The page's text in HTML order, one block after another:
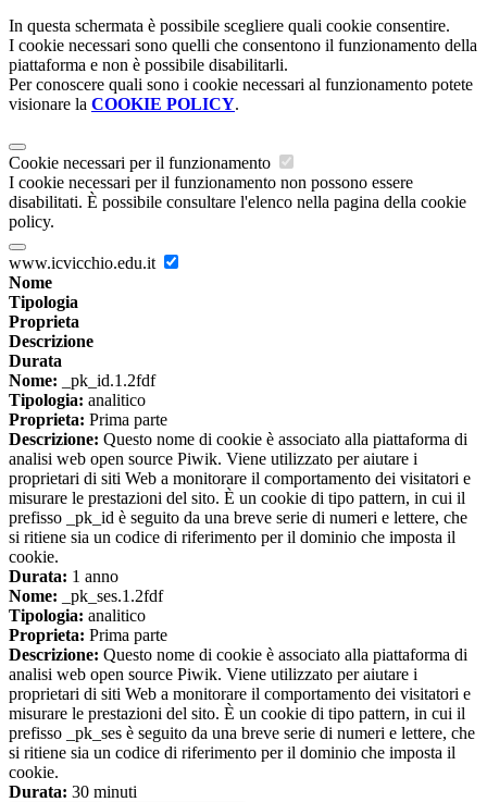
In questa schermata è possibile scegliere quali cookie consentire.
I cookie necessari sono quelli che consentono il funzionamento della
piattaforma e non è possibile disabilitarli.
Per conoscere quali sono i cookie necessari al funzionamento potete
visionare la COOKIE POLICY.
Cookie necessari per il funzionamento
I cookie necessari per il funzionamento non possono essere
disabilitati. È possibile consultare l'elenco nella pagina della cookie
policy.
www.icvicchio.edu.it
Nome
Tipologia
Proprieta
Descrizione
Durata
Nome: _pk_id.1.2fdf
Tipologia: analitico
Proprieta: Prima parte
Descrizione: Questo nome di cookie è associato alla piattaforma di
analisi web open source Piwik. Viene utilizzato per aiutare i
proprietari di siti Web a monitorare il comportamento dei visitatori e
misurare le prestazioni del sito. È un cookie di tipo pattern, in cui il
prefisso _pk_id è seguito da una breve serie di numeri e lettere, che
si ritiene sia un codice di riferimento per il dominio che imposta il
cookie.
Durata: 1 anno
Nome: _pk_ses.1.2fdf
Tipologia: analitico
Proprieta: Prima parte
Descrizione: Questo nome di cookie è associato alla piattaforma di
analisi web open source Piwik. Viene utilizzato per aiutare i
proprietari di siti Web a monitorare il comportamento dei visitatori e
misurare le prestazioni del sito. È un cookie di tipo pattern, in cui il
prefisso _pk_ses è seguito da una breve serie di numeri e lettere, che
si ritiene sia un codice di riferimento per il dominio che imposta il
cookie.
Durata: 30 minuti